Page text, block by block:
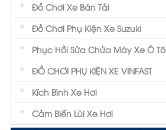
Đồ Chơi Xe Bán Tải
Đồ Chơi Phụ Kiện Xe Suzuki
Phục Hồi Sửa Chửa Máy Xe Ô Tô
ĐỒ CHƠI PHỤ KIỆN XE VINFAST
Kích Bình Xe Hơi
Cảm Biến Lùi Xe Hơi